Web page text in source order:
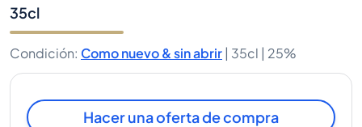
35cl
Condición: Como nuevo & sin abrir | 35cl | 25%
Hacer una oferta de compra